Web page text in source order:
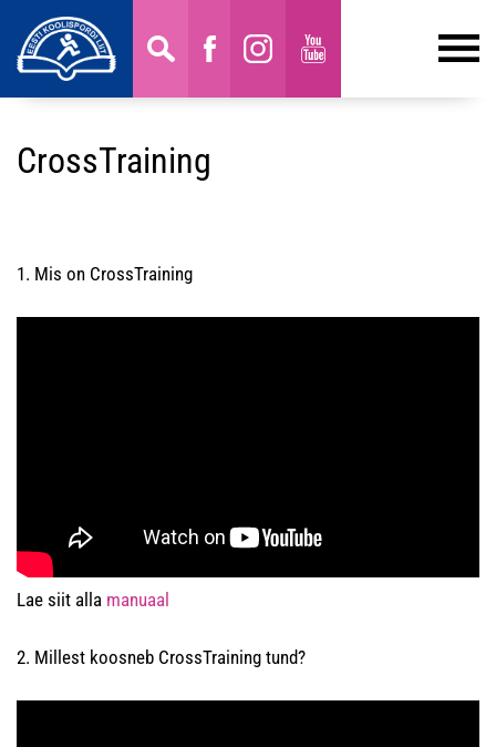
CrossTraining
1. Mis on CrossTraining
Lae siit alla manuaal
2. Millest koosneb CrossTraining tund?